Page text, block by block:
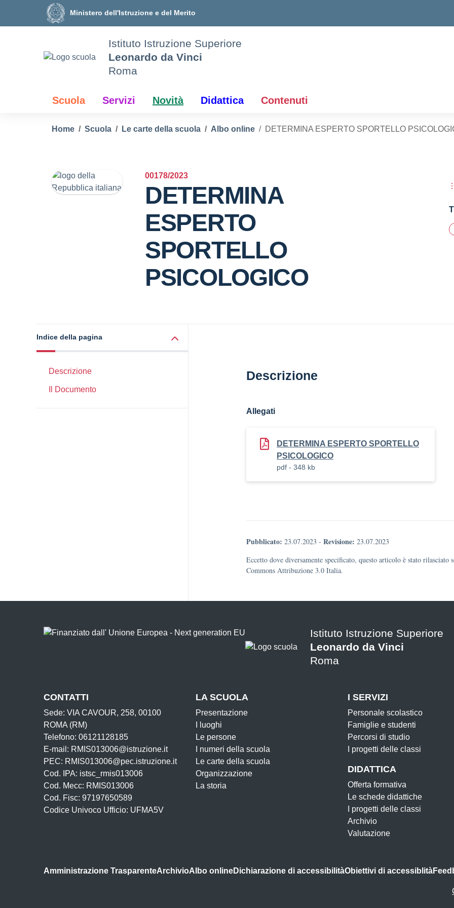
Vai ai contenuti
Vai al menu di navigazione
Ministero dell'Istruzione e del Merito
Istituto Istruzione Superiore
Leonardo da Vinci
Roma
Scuola Servizi Novità Didattica Contenuti
Home Scuola Le carte della scuola Albo online DETERMINA ESPERTO SPORTELLO
00178/2023
DETERMINA
ESPERTO
SPORTELLO
PSICOLOGICO
Indice della pagina
Descrizione
Il Documento
Descrizione
Allegati
DETERMINA ESPERTO SPORTELLO
PSICOLOGICO
pdf - 348 kb
Pubblicato: 23.07.2023 - Revisione: 23.07.2023
Eccetto dove diversamente specificato, questo articolo è stato rilasciato
Commons Attribuzione 3.0 Italia.
Istituto Istruzione Superiore
Leonardo da Vinci
Roma
CONTATTI
Sede: VIA CAVOUR, 258, 00100
ROMA (RM)
Telefono: 06121128185
E-mail: RMIS013006@istruzione.it
PEC: RMIS013006@pec.istruzione.it
Cod. IPA: istsc_rmis013006
Cod. Mecc: RMIS013006
Cod. Fisc: 97197650589
Codice Univoco Ufficio: UFMA5V
LA SCUOLA
Presentazione
I luoghi
Le persone
I numeri della scuola
Le carte della scuola
Organizzazione
La storia
I SERVIZI
Personale scolastico
Famiglie e studenti
Percorsi di studio
I progetti delle classi
DIDATTICA
Offerta formativa
Le schede didattiche
I progetti delle classi
Archivio
Valutazione
Amministrazione TrasparenteArchivioAlbo onlineDichiarazione di accessibilitàObiettivi di accessiblità